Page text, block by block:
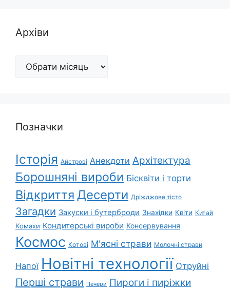
Архіви
Архіви
Позначки
Історія Айстрові Анекдоти Архітектура
Борошняні вироби Бісквіти і торти
Відкриття Десерти Дріжджове тісто
Загадки Закуски і бутерброди Знахідки Квіти Китай
Комахи Кондитерські вироби Консервування
Космос Котові М'ясні страви Молочні страви
Напої Новітні технології Отруйні
Перші страви Печери Пироги і пиріжки